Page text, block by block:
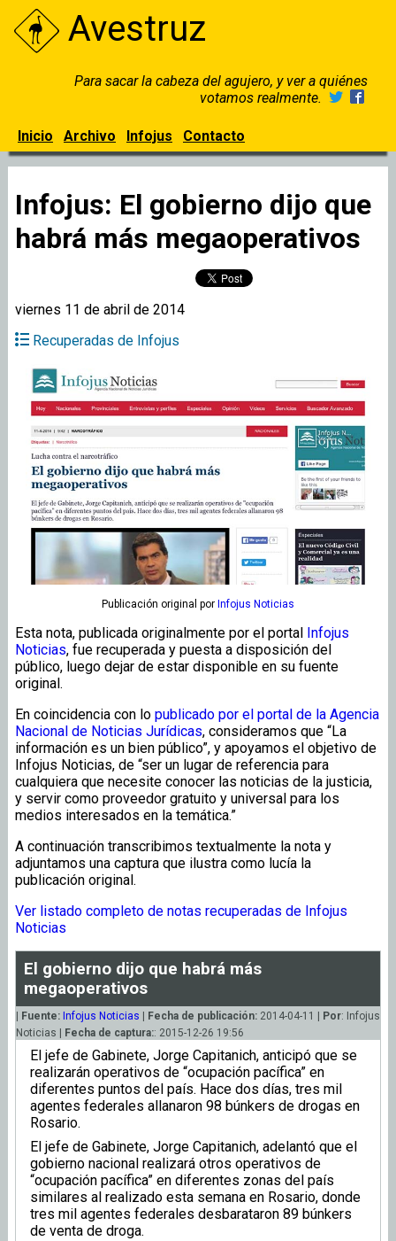
Avestruz
Para sacar la cabeza del agujero, y ver a quiénes
votamos realmente.
Inicio Archivo Infojus Contacto
Infojus: El gobierno dijo que
habrá más megaoperativos
viernes 11 de abril de 2014
Recuperadas de Infojus
Publicación original por Infojus Noticias
Esta nota, publicada originalmente por el portal Infojus
Noticias, fue recuperada y puesta a disposición del
público, luego dejar de estar disponible en su fuente
original.
En coincidencia con lo publicado por el portal de la Agencia
Nacional de Noticias Jurídicas, consideramos que “La
información es un bien público”, y apoyamos el objetivo de
Infojus Noticias, de “ser un lugar de referencia para
cualquiera que necesite conocer las noticias de la justicia,
y servir como proveedor gratuito y universal para los
medios interesados en la temática.”
A continuación transcribimos textualmente la nota y
adjuntamos una captura que ilustra como lucía la
publicación original.
Ver listado completo de notas recuperadas de Infojus
Noticias
El gobierno dijo que habrá más
megaoperativos
Fuente: Infojus Noticias Fecha de publicación: 2014-04-11 | Por: Infojus
Noticias |
Fecha de captura:: 2015-12-26 19:56
El jefe de Gabinete, Jorge Capitanich, anticipó que se
realizarán operativos de “ocupación pacífica” en
diferentes puntos del país. Hace dos días, tres mil
agentes federales allanaron 98 búnkers de drogas en
Rosario.
El jefe de Gabinete, Jorge Capitanich, adelantó que el
gobierno nacional realizará otros operativos de
“ocupación pacífica” en diferentes zonas del país
similares al realizado esta semana en Rosario, donde
tres mil agentes federales desbarataron 89 búnkers
de venta de droga.